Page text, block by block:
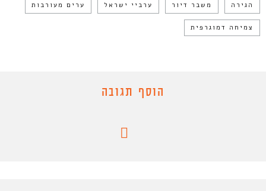
הגירה משבר דיור ערביי ישראל ערים מעורבות
צמיחה דמוגרפית
הוסף תגובה